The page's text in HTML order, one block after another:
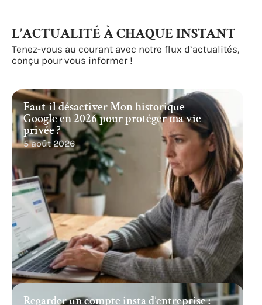
L’ACTUALITÉ À CHAQUE INSTANT
Tenez-vous au courant avec notre flux d’actualités,
conçu pour vous informer !
Faut-il désactiver Mon historique
Google en 2026 pour protéger ma vie
privée ?
5 août 2026
Regarder un compte insta d’entreprise :